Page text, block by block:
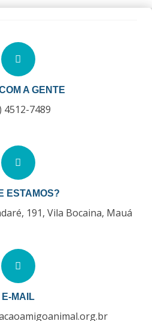
A GENTE
4512-7489
ESTAMOS?
191, Vila Bocaina, Mauá
E-MAIL